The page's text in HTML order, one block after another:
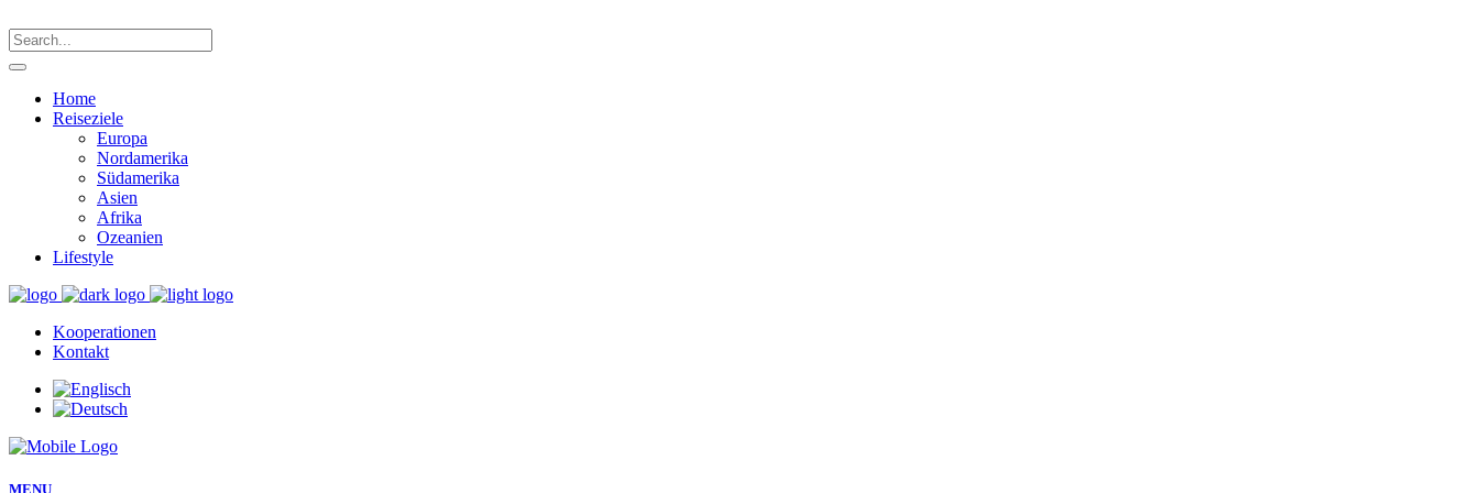
Home
Reiseziele
Europa
Nordamerika
Südamerika
Asien
Afrika
Ozeanien
Lifestyle
Kooperationen
Kontakt
MENU